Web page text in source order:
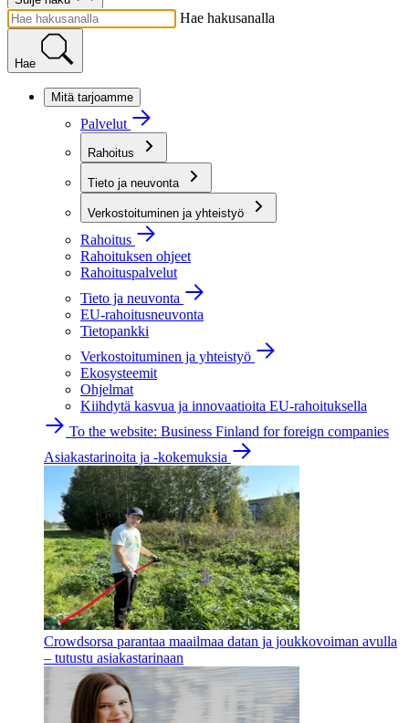
Hae hakusanalla
Hae
Mitä tarjoamme
Palvelut
Rahoitus
Tieto ja neuvonta
Verkostoituminen ja yhteistyö
Rahoitus
Rahoituksen ohjeet
Rahoituspalvelut
Tieto ja neuvonta
EU-rahoitusneuvonta
Tietopankki
Verkostoituminen ja yhteistyö
Ekosysteemit
Ohjelmat
Kiihdytä kasvua ja innovaatioita EU-rahoituksella
To the website: Business Finland for foreign companies
Asiakastarinoita ja -kokemuksia
Crowdsorsa parantaa maailmaa datan ja joukkovoiman avulla
– tutustu asiakastarinaan